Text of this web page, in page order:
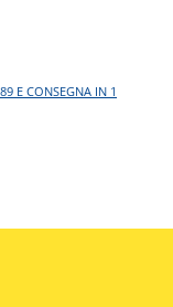
E CONSEGNA IN 1